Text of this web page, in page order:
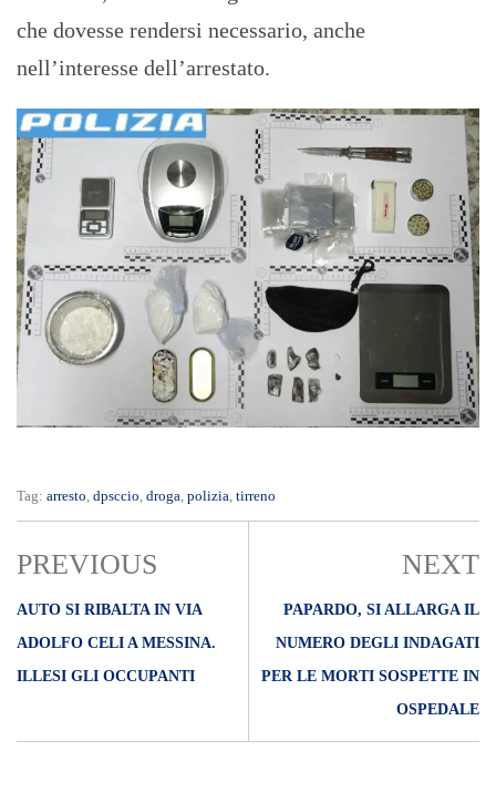
che dovesse rendersi necessario, anche
nell’interesse dell’arrestato.
Tag: arresto, dpsccio, droga, polizia, tirreno
PREVIOUS
AUTO SI RIBALTA IN VIA
ADOLFO CELI A MESSINA.
ILLESI GLI OCCUPANTI
NEXT
PAPARDO, SI ALLARGA IL
NUMERO DEGLI INDAGATI
PER LE MORTI SOSPETTE IN
OSPEDALE